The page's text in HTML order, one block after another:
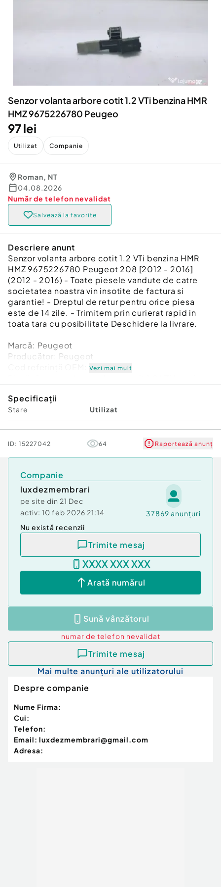
Afaceri și echipamente profesionale
Inchiriere Bunuri si Vehicule
Senzor volanta arbore cotit 1.2 VTi benzina HMR
HMZ 9675226780 Peugeo
97 lei
Utilizat Companie
Roman, NT
04.08.2026
Număr de telefon nevalidat
Salvează la favorite
Descriere anunt
Senzor volanta arbore cotit 1.2 VTi benzina HMR
HMZ 9675226780 Peugeot 208 [2012 - 2016]
(2012 - 2016) - Toate piesele vandute de catre
societatea noastra vin insotite de factura si
garantie! - Dreptul de retur pentru orice piesa
este de 14 zile. - Trimitem prin curierat rapid in
toata tara cu posibilitate Deschidere la livrare.
Marcă: Peugeot
Producător: Peugeot
Cod referinţă OEM: 45917402
Garanție
Vezi mai mult
Specificații
Stare Utilizat
ID: 15227042 64 Raportează anunț
Companie
luxdezmembrari
pe site din 21 Dec
activ: 10 feb 2026 21:14 37869 anunțuri
Nu există recenzii
Trimite mesaj
XXXX XXX XXX
Arată numărul
Sună vânzătorul
numar de telefon nevalidat
Trimite mesaj
Mai multe anunțuri ale utilizatorului
Despre companie
Nume Firma:
Cui:
Telefon:
Email: luxdezmembrari@gmail.com
Adresa: